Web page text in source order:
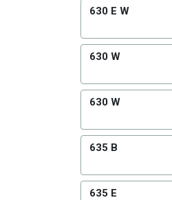
630 E W
630 W
630 W
635 B
635 E